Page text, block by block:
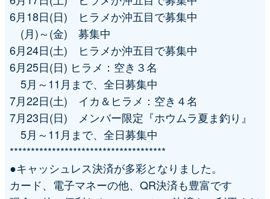
6月18日(日) ヒラメか沖五目で募集中
(月)～(金) 募集中
6月24日(土) ヒラメか沖五目で募集中
6月25日(日) ヒラメ：空き３名
5月～11月まで、全日募集中
7月22日(土) イカ＆ヒラメ：空き４名
7月23日(日) メンバー限定『ホウムラ夏ま釣り』
5月～11月まで、全日募集中
*************************************
●キャッシュレス決済が多彩となりました。
カード、電子マネーの他、QR決済も豊富です